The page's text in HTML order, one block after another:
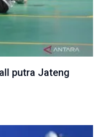
putra Jateng